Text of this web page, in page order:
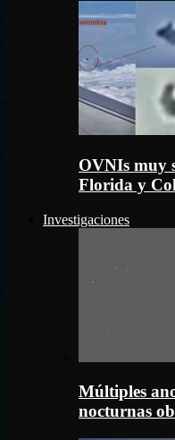
OVNIs muy
Florida y
Investigaciones
Múltiples
nocturnas